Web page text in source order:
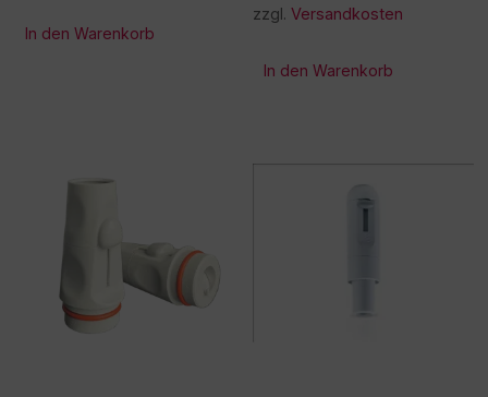
In den Warenkorb
zzgl.Versandkosten
In den Warenkorb